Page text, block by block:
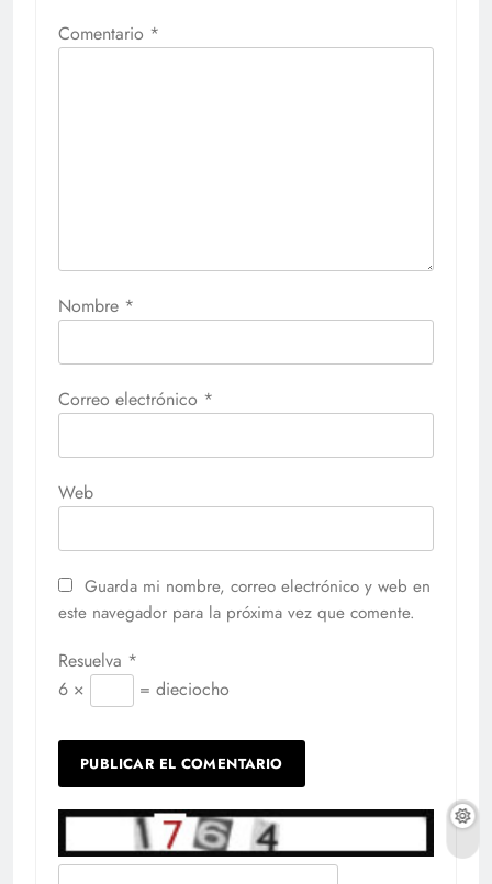
Comentario *
Nombre *
Correo electrónico *
Web
Guarda mi nombre, correo electrónico y web en
este navegador para la próxima vez que comente.
Resuelva *
6 ×
= dieciocho